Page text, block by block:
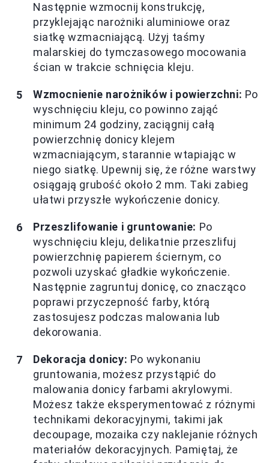
Następnie wzmocnij konstrukcję,
przyklejając narożniki aluminiowe oraz
siatkę wzmacniającą. Użyj taśmy
malarskiej do tymczasowego mocowania
ścian w trakcie schnięcia kleju.
Wzmocnienie narożników i powierzchni: Po
wyschnięciu kleju, co powinno zająć
minimum 24 godziny, zaciągnij całą
powierzchnię donicy klejem
wzmacniającym, starannie wtapiając w
niego siatkę. Upewnij się, że różne warstwy
osiągają grubość około 2 mm. Taki zabieg
ułatwi przyszłe wykończenie donicy.
Przeszlifowanie i gruntowanie: Po
wyschnięciu kleju, delikatnie przeszlifuj
powierzchnię papierem ściernym, co
pozwoli uzyskać gładkie wykończenie.
Następnie zagruntuj donicę, co znacząco
poprawi przyczepność farby, którą
zastosujesz podczas malowania lub
dekorowania.
Dekoracja donicy: Po wykonaniu
gruntowania, możesz przystąpić do
malowania donicy farbami akrylowymi.
Możesz także eksperymentować z różnymi
technikami dekoracyjnymi, takimi jak
decoupage, mozaika czy naklejanie różnych
materiałów dekoracyjnych. Pamiętaj, że